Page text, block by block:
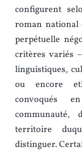
configurent
roman national
perpétuelle
critères variés
linguistiques,
ou encore
convoqués
communauté,
territoire
distinguer.